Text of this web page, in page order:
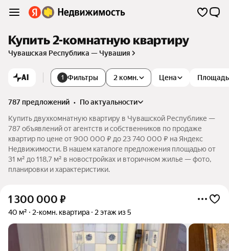
Купить 2-комнатную квартиру
Чувашская Республика — Чувашия
AI 1 Фильтры 2 комн. Цена Площадь
787 предложений •
по актуальности
Купить двухкомнатную квартиру в Чувашской Республике —
787 объявлений от агентств и собственников по продаже
квартир по цене от 900 000 ₽ до 23 740 000 ₽ на Яндекс
Недвижимости. В нашем каталоге предложения площадью от
31 м² до 118,7 м² в новостройках и вторичном жилье — фото,
планировки и характеристики.
1 300 000 ₽
40 м² 2-комн. квартира 2 этаж из 5